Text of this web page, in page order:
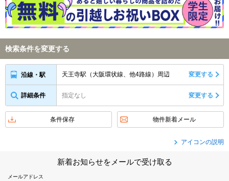
検索条件を変更する
沿線・駅 天王寺駅（大阪環状線、他4路線）周辺 変更する
詳細条件 指定なし 変更する
条件保存 物件新着メール
アイコンの説明
新着お知らせをメールで受け取る
メールアドレス